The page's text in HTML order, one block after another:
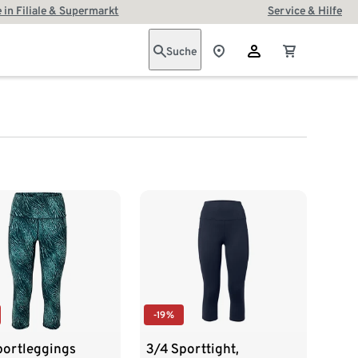
in Filiale & Supermarkt Service & Hilfe
Suche
-19%
3/4 Sporttight,